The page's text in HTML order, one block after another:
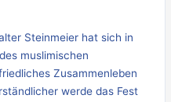
Steinmeier hat sich in
muslimischen
Zusammenleben
werde das Fest